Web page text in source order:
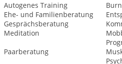
Autogenes Training
Ehe- und Familienberatung
Gesprächsberatung
Meditation
Paarberatung